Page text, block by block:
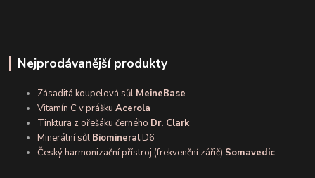
Nejprodávanější produkty
Zásaditá koupelová sůl MeineBase
Vitamín C v práškuAcerola
Tinktura z ořešáku černého Dr. Clark
Minerální sůl BiomineralD6
Český harmonizační přístroj (frekvenční zářič) Somavedic